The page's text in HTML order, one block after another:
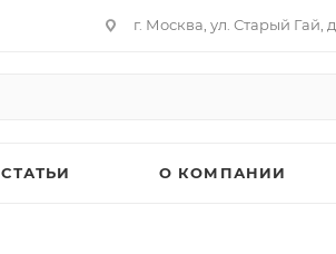
г. Москва, ул. Старый Гай,
СТАТЬИ О КОМПАНИИ